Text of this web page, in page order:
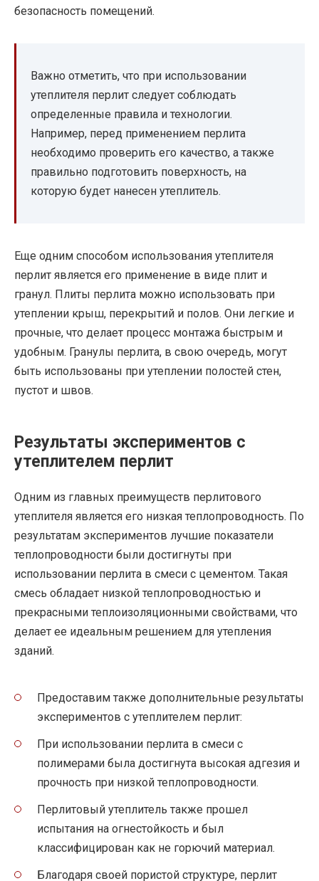
безопасность помещений.
Важно отметить, что при использовании
утеплителя перлит следует соблюдать
определенные правила и технологии.
Например, перед применением перлита
необходимо проверить его качество, а также
правильно подготовить поверхность, на
которую будет нанесен утеплитель.
Еще одним способом использования утеплителя
перлит является его применение в виде плит и
гранул. Плиты перлита можно использовать при
утеплении крыш, перекрытий и полов. Они легкие и
прочные, что делает процесс монтажа быстрым и
удобным. Гранулы перлита, в свою очередь, могут
быть использованы при утеплении полостей стен,
пустот и швов.
Результаты экспериментов с
утеплителем перлит
Одним из главных преимуществ перлитового
утеплителя является его низкая теплопроводность. По
результатам экспериментов лучшие показатели
теплопроводности были достигнуты при
использовании перлита в смеси с цементом. Такая
смесь обладает низкой теплопроводностью и
прекрасными теплоизоляционными свойствами, что
делает ее идеальным решением для утепления
зданий.
Предоставим также дополнительные результаты
экспериментов с утеплителем перлит:
При использовании перлита в смеси с
полимерами была достигнута высокая адгезия и
прочность при низкой теплопроводности.
Перлитовый утеплитель также прошел
испытания на огнестойкость и был
классифицирован как не горючий материал.
Благодаря своей пористой структуре, перлит